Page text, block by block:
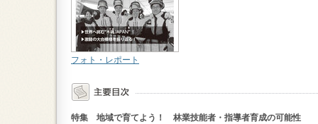
フォト・レポート
特集 地域で育てよう！ 林業技能者・指導者育成の可能性